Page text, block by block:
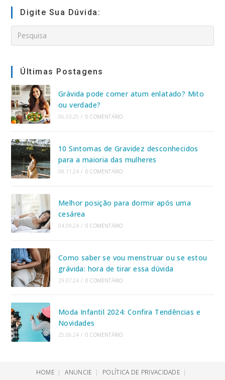
(opcional)
Digite Sua Dúvida:
this
Últimas Postagens
Grávida pode comer atum enlatado? Mito
ou verdade?
06.03.25 / 0 COMENTÁRIO
10 Sintomas de Gravidez desconhecidos
para a maioria das mulheres
08.11.24 / 0 COMENTÁRIO
Melhor posição para dormir após uma
cesárea
04.09.24 / 0 COMENTÁRIO
Como saber se vou menstruar ou se estou
grávida: hora de tirar essa dúvida
29.07.24 / 0 COMENTÁRIO
Moda Infantil 2024: Confira Tendências e
Novidades
25.06.24 / 0 COMENTÁRIO
HOME ANUNCIE
POLÍTICA DE PRIVACIDADE